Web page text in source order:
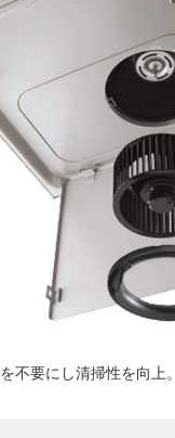
不要にし清掃性を向上。